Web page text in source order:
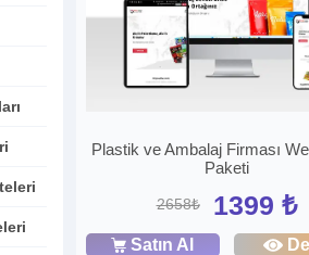
Plastik ve Ambalaj Firması
Paketi
2658₺ 1399 ₺
Satın Al